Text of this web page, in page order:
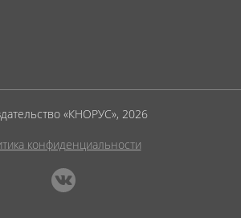
«КНОРУС», 2026
конфиденциальности